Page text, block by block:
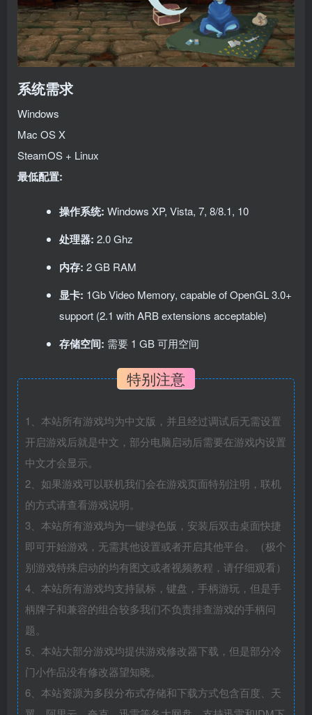
系统需求
Windows
Mac OS X
SteamOS + Linux
最低配置:
操作系统: Windows XP, Vista, 7, 8/8.1, 10
处理器: 2.0 Ghz
内存: 2 GB RAM
显卡: 1Gb Video Memory, capable of OpenGL 3.0+
support (2.1 with ARB extensions acceptable)
存储空间: 需要 1 GB 可用空间
特别注意
1、本站所有游戏均为中文版，并且经过调试后无需设置
开启游戏后就是中文，部分电脑启动后需要在游戏内设置
中文才会显示。
2、如果游戏可以联机我们会在游戏页面特别注明，联机
的方式请查看游戏说明。
3、本站所有游戏均为一键绿色版，安装后双击桌面快捷
即可开始游戏，无需其他设置或者开启其他平台。（极个
别游戏特殊启动的均有图文或者视频教程，请仔细观看）
4、本站所有游戏均支持鼠标，键盘，手柄游玩，但是手
柄牌子和兼容的组合较多我们不负责排查游戏的手柄问
题。
5、本站大部分游戏均提供游戏修改器下载，但是部分冷
门小作品没有修改器望知晓。
6、本站资源为多段分布式存储和下载方式包含百度、天